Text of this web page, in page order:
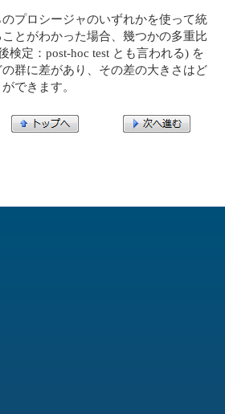
プロシージャのいずれかを使って統
とがわかった場合、幾つかの多重比
検定：post-hoc test とも言われる) を
群に差があり、その差の大きさはど
できます。